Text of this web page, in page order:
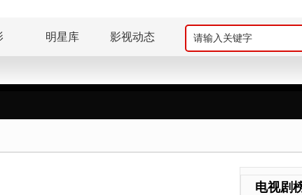
明星库 影视动态
电视剧